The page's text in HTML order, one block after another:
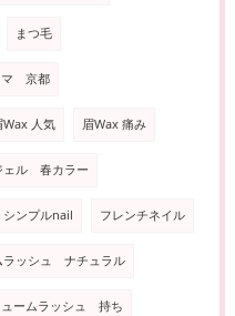
まつ毛
マ 京都
Wax 人気 眉Wax 痛み
ェル 春カラー
シンプルnail フレンチネイル
ラッシュ ナチュラル
ームラッシュ 持ち